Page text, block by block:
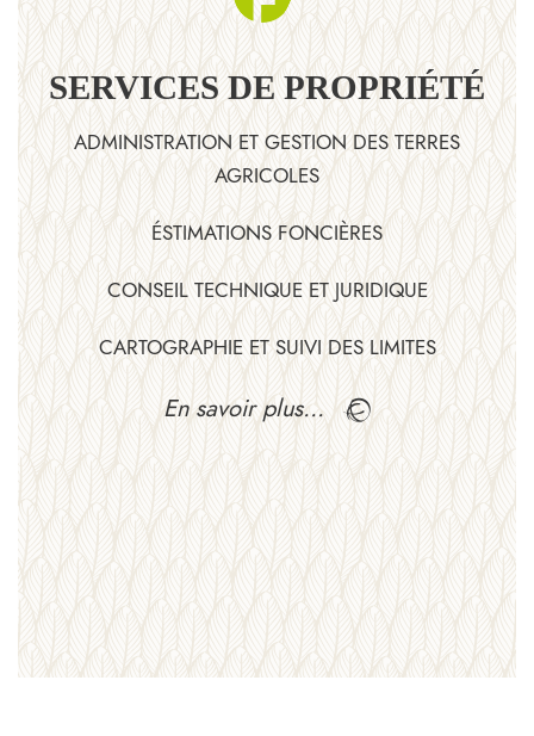
SERVICES DE PROPRIÉTÉ
ADMINISTRATION ET GESTION DES TERRES
AGRICOLES
ÉSTIMATIONS FONCIÈRES
CONSEIL TECHNIQUE ET JURIDIQUE
CARTOGRAPHIE ET SUIVI DES LIMITES
En savoir plus…